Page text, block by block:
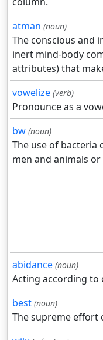
atman (noun)
The conscious and
inert mind-body
attributes) that
vowelize (verb)
Pronounce as a
bw (noun)
The use of bacteria
men and animals
abidance (noun)
Acting according to
best (noun)
The supreme effort